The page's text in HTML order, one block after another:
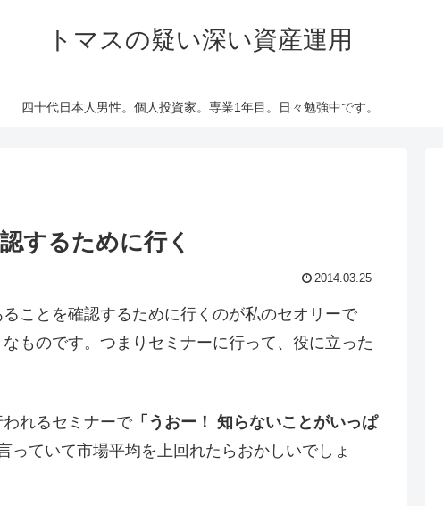
トマスの疑い深い資産運用
四十代日本人男性。個人投資家。専業1年目。日々勉強中です。
するために行く
2014.03.25
ことを確認するために行くのが私のセオリーで
ものです。つまりセミナーに行って、役に立った
れるセミナーで「うおー！ 知らないことがいっぱ
っていて市場平均を上回れたらおかしいでしょ